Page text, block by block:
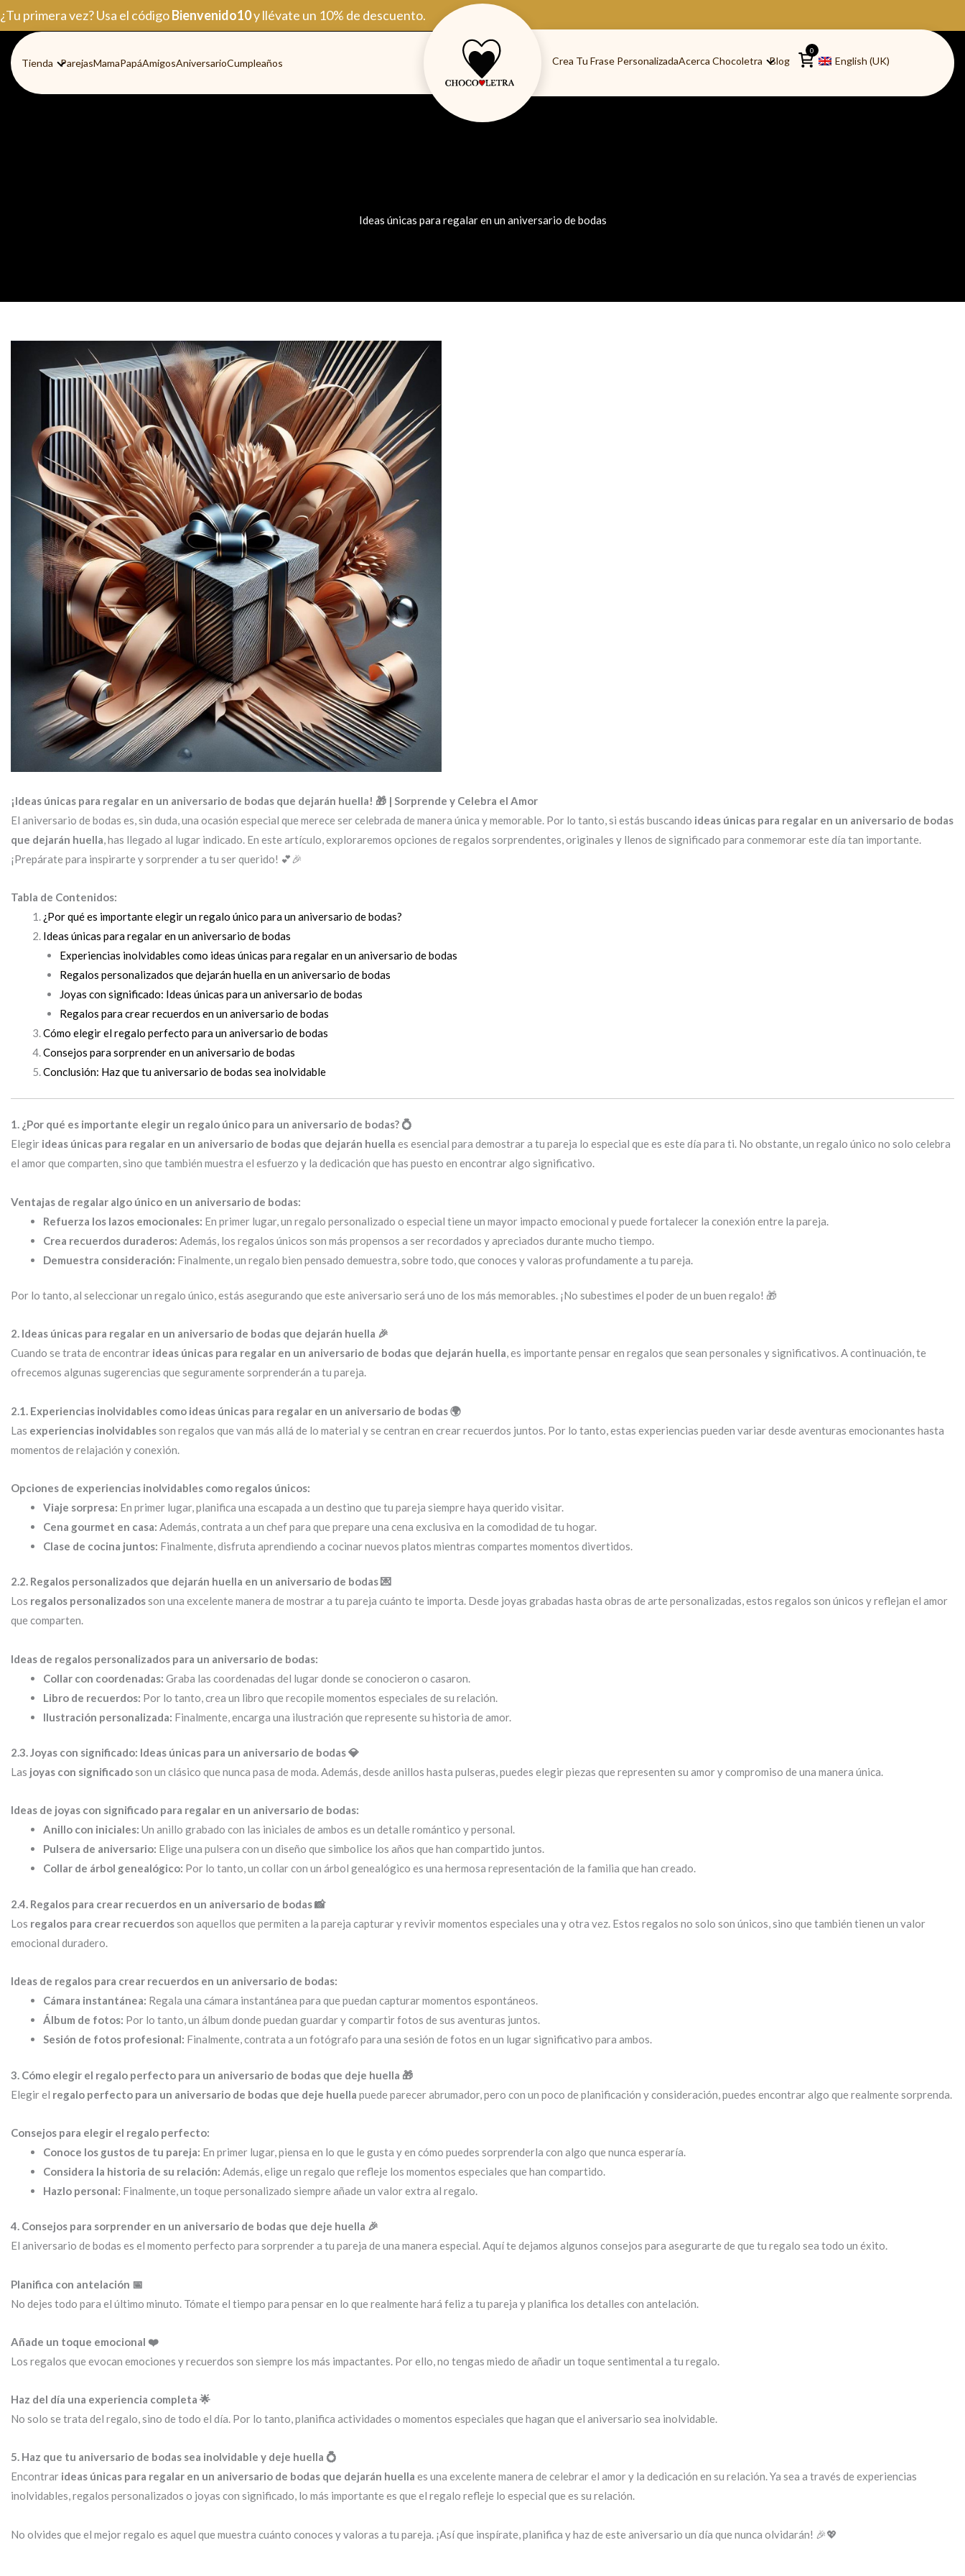
Ir
al
contenido
¿Tu primera vez? Usa el códigoBienvenido10y llévate un 10% de descuento.
Tienda ParejasMamaPapáAmigosAniversarioCumpleaños Crea Tu Frase PersonalizadaAcerca Chocoletra Blog
0
English (UK)
Ideas únicas para regalar en un aniversario de bodas
¡Ideas únicas para regalar en un aniversario de bodas que dejarán huella! 🎁 | Sorprende y Celebra el Amor
El aniversario de bodas es, sin duda, una ocasión especial que merece ser celebrada de manera única y memorable. Por lo tanto, si estás buscando ideas únicas para regalar en un aniversario de bodas
que dejarán huella, has llegado al lugar indicado. En este artículo, exploraremos opciones de regalos sorprendentes, originales y llenos de significado para conmemorar este día tan importante.
¡Prepárate para inspirarte y sorprender a tu ser querido! 💕🎉
Tabla de Contenidos:
¿Por qué es importante elegir un regalo único para un aniversario de bodas?
Ideas únicas para regalar en un aniversario de bodas
Experiencias inolvidables como ideas únicas para regalar en un aniversario de bodas
Regalos personalizados que dejarán huella en un aniversario de bodas
Joyas con significado: Ideas únicas para un aniversario de bodas
Regalos para crear recuerdos en un aniversario de bodas
Cómo elegir el regalo perfecto para un aniversario de bodas
Consejos para sorprender en un aniversario de bodas
Conclusión: Haz que tu aniversario de bodas sea inolvidable
1. ¿Por qué es importante elegir un regalo único para un aniversario de bodas? 💍
Elegir ideas únicas para regalar en un aniversario de bodas que dejarán huella es esencial para demostrar a tu pareja lo especial que es este día para ti. No obstante, un regalo único no solo celebra
el amor que comparten, sino que también muestra el esfuerzo y la dedicación que has puesto en encontrar algo significativo.
Ventajas de regalar algo único en un aniversario de bodas:
Refuerza los lazos emocionales: En primer lugar, un regalo personalizado o especial tiene un mayor impacto emocional y puede fortalecer la conexión entre la pareja.
Crea recuerdos duraderos: Además, los regalos únicos son más propensos a ser recordados y apreciados durante mucho tiempo.
Demuestra consideración: Finalmente, un regalo bien pensado demuestra, sobre todo, que conoces y valoras profundamente a tu pareja.
Por lo tanto, al seleccionar un regalo único, estás asegurando que este aniversario será uno de los más memorables. ¡No subestimes el poder de un buen regalo! 🎁
2. Ideas únicas para regalar en un aniversario de bodas que dejarán huella 🎉
Cuando se trata de encontrar ideas únicas para regalar en un aniversario de bodas que dejarán huella, es importante pensar en regalos que sean personales y significativos. A continuación, te
ofrecemos algunas sugerencias que seguramente sorprenderán a tu pareja.
2.1. Experiencias inolvidables como ideas únicas para regalar en un aniversario de bodas 🌍
Las experiencias inolvidablesson regalos que van más allá de lo material y se centran en crear recuerdos juntos. Por lo tanto, estas experiencias pueden variar desde aventuras emocionantes hasta
momentos de relajación y conexión.
Opciones de experiencias inolvidables como regalos únicos:
Viaje sorpresa: En primer lugar, planifica una escapada a un destino que tu pareja siempre haya querido visitar.
Cena gourmet en casa: Además, contrata a un chef para que prepare una cena exclusiva en la comodidad de tu hogar.
Clase de cocina juntos: Finalmente, disfruta aprendiendo a cocinar nuevos platos mientras compartes momentos divertidos.
2.2. Regalos personalizados que dejarán huella en un aniversario de bodas 💌
Los regalos personalizadosson una excelente manera de mostrar a tu pareja cuánto te importa. Desde joyas grabadas hasta obras de arte personalizadas, estos regalos son únicos y reflejan el amor
que comparten.
Ideas de regalos personalizados para un aniversario de bodas:
Collar con coordenadas: Graba las coordenadas del lugar donde se conocieron o casaron.
Libro de recuerdos: Por lo tanto, crea un libro que recopile momentos especiales de su relación.
Ilustración personalizada: Finalmente, encarga una ilustración que represente su historia de amor.
2.3. Joyas con significado: Ideas únicas para un aniversario de bodas 💎
Las joyas con significadoson un clásico que nunca pasa de moda. Además, desde anillos hasta pulseras, puedes elegir piezas que representen su amor y compromiso de una manera única.
Ideas de joyas con significado para regalar en un aniversario de bodas:
Anillo con iniciales: Un anillo grabado con las iniciales de ambos es un detalle romántico y personal.
Pulsera de aniversario: Elige una pulsera con un diseño que simbolice los años que han compartido juntos.
Collar de árbol genealógico: Por lo tanto, un collar con un árbol genealógico es una hermosa representación de la familia que han creado.
2.4. Regalos para crear recuerdos en un aniversario de bodas 📸
Los regalos para crear recuerdosson aquellos que permiten a la pareja capturar y revivir momentos especiales una y otra vez. Estos regalos no solo son únicos, sino que también tienen un valor
emocional duradero.
Ideas de regalos para crear recuerdos en un aniversario de bodas:
Cámara instantánea: Regala una cámara instantánea para que puedan capturar momentos espontáneos.
Álbum de fotos: Por lo tanto, un álbum donde puedan guardar y compartir fotos de sus aventuras juntos.
Sesión de fotos profesional: Finalmente, contrata a un fotógrafo para una sesión de fotos en un lugar significativo para ambos.
3. Cómo elegir el regalo perfecto para un aniversario de bodas que deje huella 🎁
Elegir el regalo perfecto para un aniversario de bodas que deje huella puede parecer abrumador, pero con un poco de planificación y consideración, puedes encontrar algo que realmente sorprenda.
Consejos para elegir el regalo perfecto:
Conoce los gustos de tu pareja: En primer lugar, piensa en lo que le gusta y en cómo puedes sorprenderla con algo que nunca esperaría.
Considera la historia de su relación: Además, elige un regalo que refleje los momentos especiales que han compartido.
Hazlo personal: Finalmente, un toque personalizado siempre añade un valor extra al regalo.
4. Consejos para sorprender en un aniversario de bodas que deje huella 🎉
El aniversario de bodas es el momento perfecto para sorprender a tu pareja de una manera especial. Aquí te dejamos algunos consejos para asegurarte de que tu regalo sea todo un éxito.
Planifica con antelación 📅
No dejes todo para el último minuto. Tómate el tiempo para pensar en lo que realmente hará feliz a tu pareja y planifica los detalles con antelación.
Añade un toque emocional ❤️
Los regalos que evocan emociones y recuerdos son siempre los más impactantes. Por ello, no tengas miedo de añadir un toque sentimental a tu regalo.
Haz del día una experiencia completa 🌟
No solo se trata del regalo, sino de todo el día. Por lo tanto, planifica actividades o momentos especiales que hagan que el aniversario sea inolvidable.
5. Haz que tu aniversario de bodas sea inolvidable y deje huella 💍
Encontrar ideas únicas para regalar en un aniversario de bodas que dejarán huella es una excelente manera de celebrar el amor y la dedicación en su relación. Ya sea a través de experiencias
inolvidables, regalos personalizados o joyas con significado, lo más importante es que el regalo refleje lo especial que es su relación.
No olvides que el mejor regalo es aquel que muestra cuánto conoces y valoras a tu pareja. ¡Así que inspírate, planifica y haz de este aniversario un día que nunca olvidarán! 🎉💖